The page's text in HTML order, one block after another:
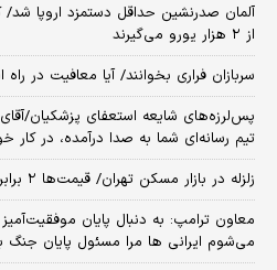
آلمان صدرنشین حداقل دستمزد اروپا شد/
از ۲ هزار یورو می‌گیرند
سربازان فراری بخوانند/ آیا معافیت در
پس‌لرزه‌های شایعه استعفای پزشکیان/
تیم رسانه‌ای شما به صدا درآمده، در کار
زلزله در بازار مسکن تهران/ قیمت‌ها ۲ برابر شد، خریدار ناپدید شد
معاون ترامپ: به دنبال پایان
می‌شوم ایرانی ها مرا مسئول پایان جنگ